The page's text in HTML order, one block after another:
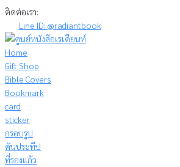
Skip
content
ติดต่อเรา:
Line ID: @radiantbook
Home
Gift Shop
Bible Covers
Bookmark
card
sticker
กรอบรูป
คันประทีป
ที่รองแก้ว